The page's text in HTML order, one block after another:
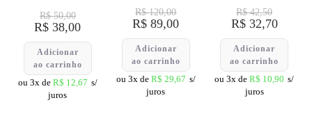
R$50,00
R$ 38,00
Adicionar
ao carrinho
ou 3x de R$ 12,67 s/
juros
R$120,00
R$ 89,00
Adicionar
ao carrinho
ou 3x de R$ 29,67 s/
juros
R$42,50
R$32,70
Adicionar
ao carrinho
ou 3x deR$ 10,90 s/
juros